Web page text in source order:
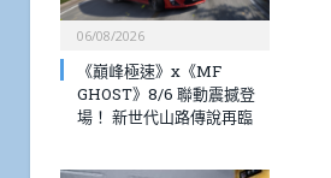
06/08/2026
《巔峰極速》x《MF
GHOST》8/6 聯動震撼登
場！ 新世代山路傳說再臨